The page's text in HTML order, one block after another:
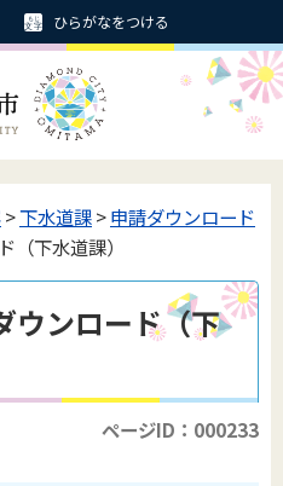
ひらがなをつける
>下水道課>申請ダウンロード
（下水道課）
ウンロード（下
ページID：000233